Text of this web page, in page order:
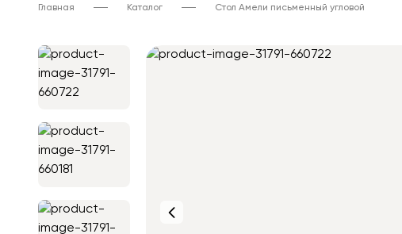
Главная Каталог Стол Амели письменный угловой